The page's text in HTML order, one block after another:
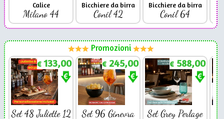
Calice
Milano 44
Bicchiere da birra
Conil 42
Bicchiere da birra
Conil 64
Promozioni
€ 133,00
Set 48 Juliette 12
€ 245,00
Set 96 Ginevra
€ 588,00
Set Grey Perlage